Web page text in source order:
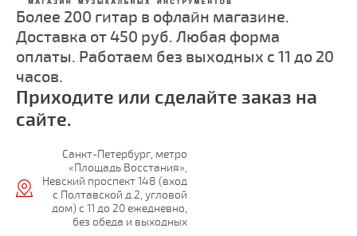
Более 200 гитар в офлайн магазине.
Доставка от 450 руб. Любая форма
оплаты. Работаем без выходных с 11 до 20
часов.
Приходите или сделайте заказ на
сайте.
Санкт-Петербург, метро
«Площадь Восстания»,
Невский проспект 148 (вход
с Полтавской д.2, угловой
дом) с 11 до 20 ежедневно,
без обеда и выходных